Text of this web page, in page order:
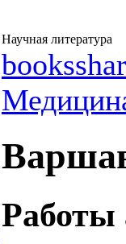
Научная литература
Работы